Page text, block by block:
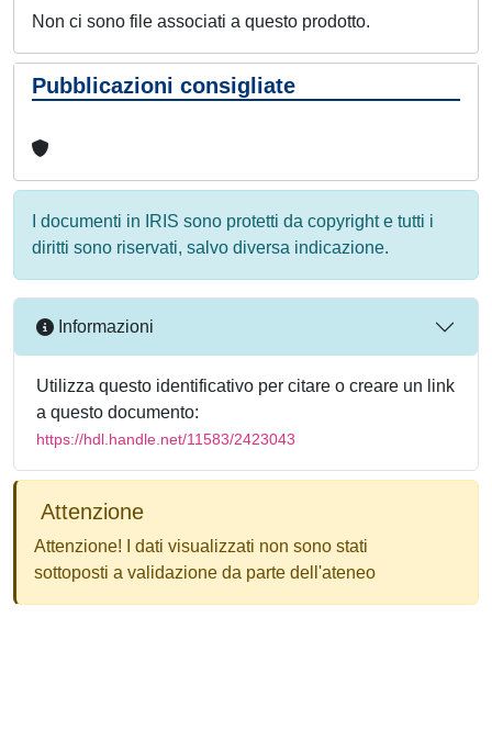
Non ci sono file associati a questo prodotto.
Pubblicazioni consigliate
I documenti in IRIS sono protetti da copyright e tutti i
diritti sono riservati, salvo diversa indicazione.
Informazioni
Utilizza questo identificativo per citare o creare un link
a questo documento:
https://hdl.handle.net/11583/2423043
Attenzione
Attenzione! I dati visualizzati non sono stati
sottoposti a validazione da parte dell'ateneo